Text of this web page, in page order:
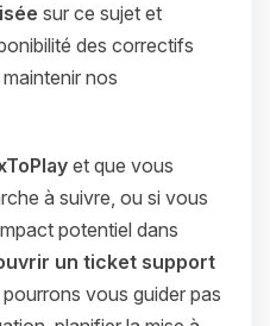
sur ce sujet et
des correctifs
nos
et que vous
à suivre, ou si vous
potentiel dans
un ticket support
vous guider pas